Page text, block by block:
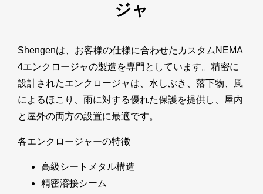
ジャ
Shengenは、お客様の仕様に合わせたカスタムNEMA
4エンクロージャの製造を専門としています。精密に
設計されたエンクロージャは、水しぶき、落下物、風
によるほこり、雨に対する優れた保護を提供し、屋内
と屋外の両方の設置に最適です。
各エンクロージャーの特徴
高級シートメタル構造
精密溶接シーム